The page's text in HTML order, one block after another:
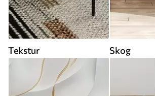
Tekstur Skog